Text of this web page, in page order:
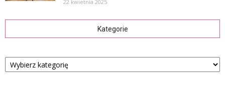
22 kwietnia 2025
Kategorie
Kategorie